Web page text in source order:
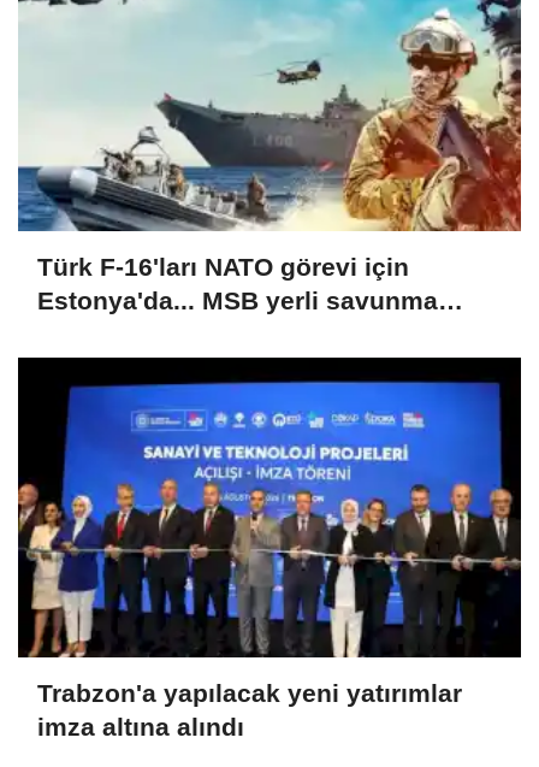
Türk F-16'ları NATO görevi için
Estonya'da... MSB yerli savunma
Trabzon'a yapılacak yeni yatırımlar
imza altına alındı